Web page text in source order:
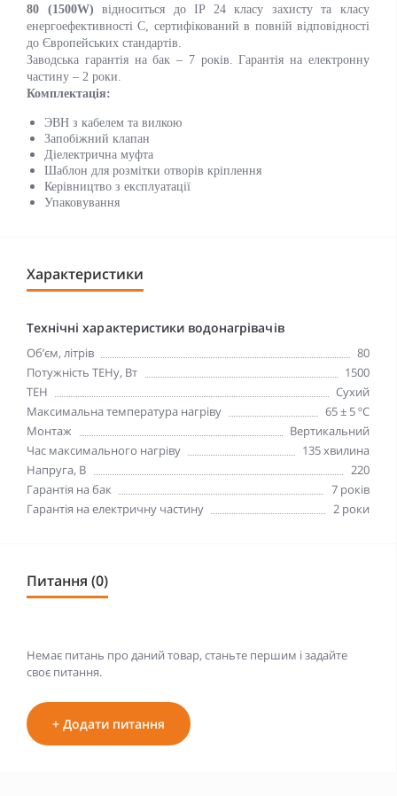
80 (1500W) відноситься до IP 24 класу захисту та класу
енергоефективності C, сертифікований в повній відповідності
до Європейських стандартів.
Заводська гарантія на бак – 7 років. Гарантія на електронну
частину – 2 роки.
Комплектація:
ЭВН з кабелем та вилкою
Запобіжний клапан
Діелектрична муфта
Шаблон для розмітки отворів кріплення
Керівництво з експлуатації
Упаковування
Характеристики
Технічні характеристики водонагрівачів
Об’єм, літрів
80
Потужність ТЕНу, Вт
1500
ТЕН
Сухий
Максимальна температура нагріву
65 ± 5 ºC
Монтаж
Вертикальний
Час максимального нагріву
135 хвилина
Напруга, В
220
Гарантія на бак
7 років
Гарантія на електричну частину
2 роки
Питання (0)
Немає питань про даний товар, станьте першим і задайте
своє питання.
+ Додати питання